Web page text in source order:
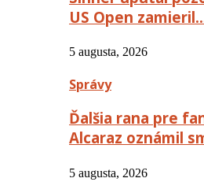
US Open
5 augusta, 2026
Správy
Ďalšia rana pre
Alcaraz oznámil
5 augusta, 2026